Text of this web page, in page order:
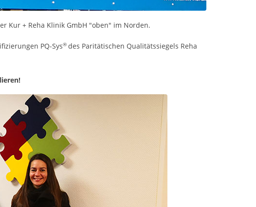
Kur + Reha Klinik GmbH "oben" im Norden.
PQ-Sys® des Paritätischen Qualitätssiegels Reha